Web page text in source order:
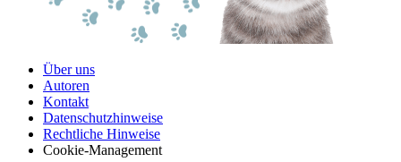
Über uns
Autoren
Kontakt
Datenschutzhinweise
Rechtliche Hinweise
Cookie-Management